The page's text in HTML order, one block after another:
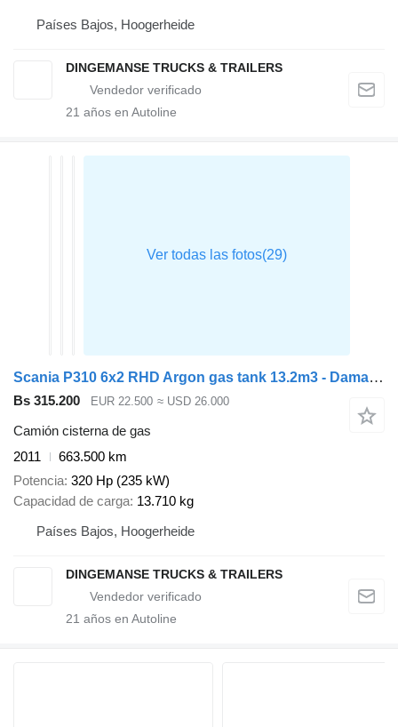
Países Bajos, Hoogerheide
DINGEMANSE TRUCKS & TRAILERS
21 años en Autoline
Scania P310 6x2 RHD Argon gas tank 13.2m3 - Damaged
Bs 315.200 EUR 22.500 ≈ USD 26.000
Camión cisterna de gas
2011
663.500 km
Potencia 320 Hp (235 kW)
Capacidad de carga 13.710 kg
Países Bajos, Hoogerheide
DINGEMANSE TRUCKS & TRAILERS
21 años en Autoline